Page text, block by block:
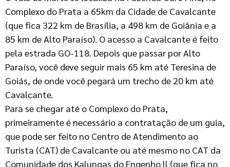
Complexo do Prata a 65km da Cidade de Cavalcante
(que fica 322 km de Brasília, a 498 km de Goiânia e a
85 km de Alto Paraíso). O acesso a Cavalcante é feito
pela estrada GO-118. Depois que passar por Alto
Paraíso, você deve seguir mais 65 km até Teresina de
Goiás, de onde você pegará um trecho de 20 km até
Cavalcante.
Para se chegar até o Complexo do Prata,
primeiramente é necessário a contratação de um guia,
que pode ser feito no Centro de Atendimento ao
Turista (CAT) de Cavalcante ou até mesmo no CAT da
Comunidade dos Kalungas do Engenho ll (que fica no